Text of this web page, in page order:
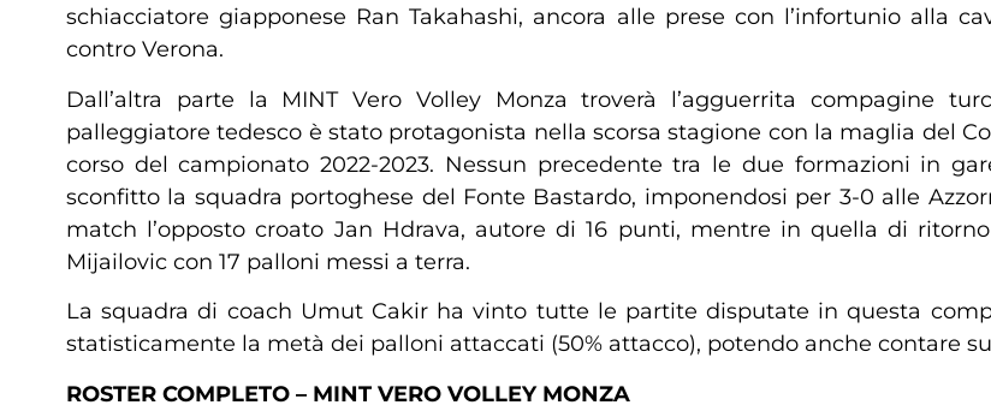
schiacciatore giapponese Ran Takahashi, ancora alle prese con l’infortunio alla
contro Verona.
Dall’altra parte la MINT Vero Volley Monza troverà l’agguerrita compagine
palleggiatore tedesco è stato protagonista nella scorsa stagione con la maglia del
corso del campionato 2022-2023. Nessun precedente tra le due formazioni in
sconfitto la squadra portoghese del Fonte Bastardo, imponendosi per 3-0 alle
match l’opposto croato Jan Hdrava, autore di 16 punti, mentre in quella di
Mijailovic con 17 palloni messi a terra.
La squadra di coach Umut Cakir ha vinto tutte le partite disputate in questa
statisticamente la metà dei palloni attaccati (50% attacco), potendo anche contare
ROSTER COMPLETO – MINT VERO VOLLEY MONZA